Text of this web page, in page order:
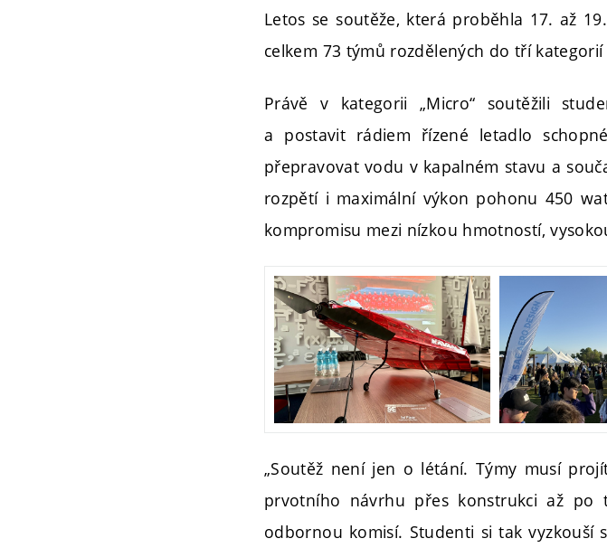
Letos se soutěže, která proběhla 17. až
celkem 73 týmů rozdělených do tří
Právě v kategorii „Micro“ soutěžili
a postavit rádiem řízené letadlo
přepravovat vodu v kapalném stavu a
rozpětí i maximální výkon pohonu 450
kompromisu mezi nízkou hmotností,
„Soutěž není jen o létání. Týmy musí
prvotního návrhu přes konstrukci až po
odbornou komisí. Studenti si tak vyzkouší